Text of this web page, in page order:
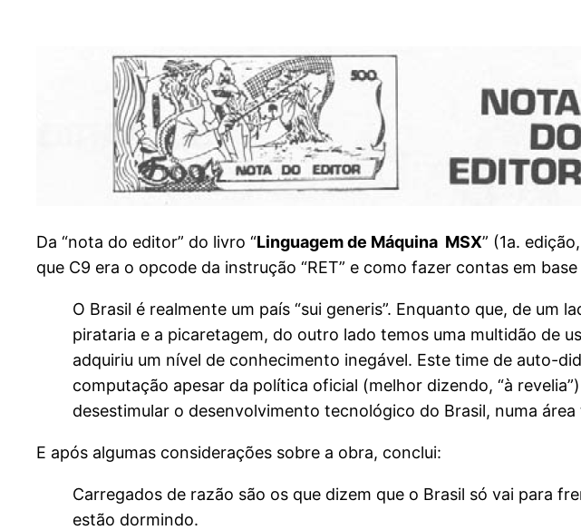
Da “nota do editor” do livro “Linguagem de Máquina MSX” (1a.
que C9 era o opcode da instrução “RET” e como fazer contas em
O Brasil é realmente um país “sui generis”. Enquanto que, de
pirataria e a picaretagem, do outro lado temos uma multidão de
adquiriu um nível de conhecimento inegável. Este time de auto-
computação apesar da política oficial (melhor dizendo, “à
desestimular o desenvolvimento tecnológico do Brasil, numa
E após algumas considerações sobre a obra, conclui:
Carregados de razão são os que dizem que o Brasil só vai para
estão dormindo.